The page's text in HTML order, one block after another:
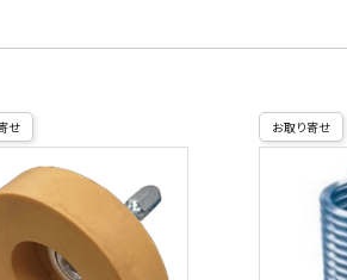
せ お取り寄せ